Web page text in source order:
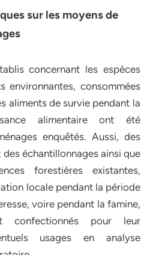
sur les moyens de
concernant les espèces
environnantes, consommées
aliments de survie pendant la
alimentaire ont été
enquêtés. Aussi, des
échantillonnages ainsi que
forestières existantes,
locale pendant la période
voire pendant la famine,
pour leur
usages en analyse